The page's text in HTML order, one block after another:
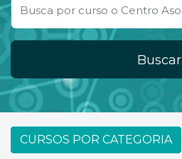
Buscar
CURSOS POR CATEGORIA